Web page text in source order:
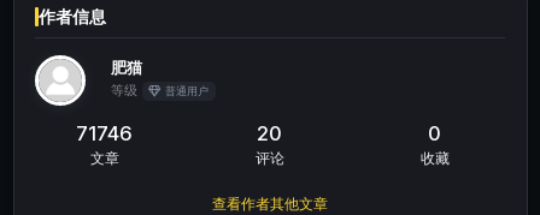
作者信息
肥猫
等级 普通用户
71746
文章
20
评论
0
收藏
查看作者其他文章